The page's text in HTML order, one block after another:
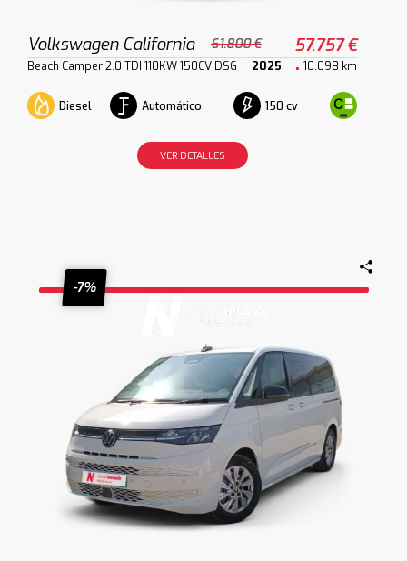
Volkswagen California 61.800 € 57.757 €
Beach Camper 2.0 TDI 110KW 150CV DSG 2025 10.098 km
Diesel Automático 150 cv
VER DETALLES
-7%